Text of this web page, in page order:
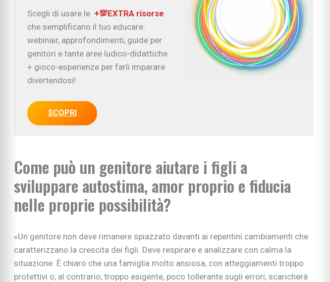
IN EVIDENZA
Scegli di usare le +💯EXTRA risorse
che semplificano il tuo educare:
webinair, approfondimenti, guide per
genitori e tante aree ludico-didattiche
+ gioco-esperienze per farli imparare
divertendosi!
SCOPRI
Come può un genitore aiutare i figli a
sviluppare autostima, amor proprio e fiducia
nelle proprie possibilità?
«Un genitore non deve rimanere spiazzato davanti ai repentini cambiamenti che
caratterizzano la crescita dei figli. Deve respirare e analizzare con calma la
situazione. È chiaro che una famiglia molto ansiosa, con atteggiamenti troppo
protettivi o, al contrario, troppo esigente, poco tollerante sugli errori, scaricherà